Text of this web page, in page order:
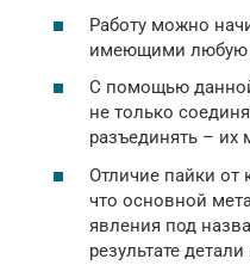
Работу можно
имеющими любую
С помощью
не только
разъединять – их
Отличие пайки от
что основной
явления под
результате